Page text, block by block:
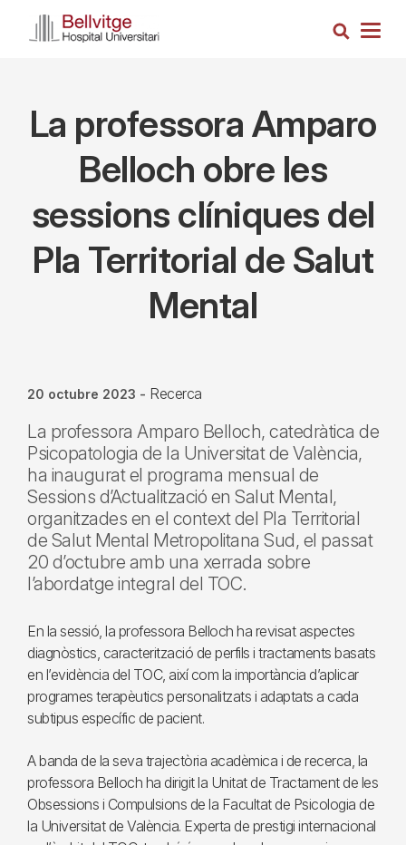
Cerca
La professora Amparo
Belloch obre les
sessions clíniques del
Pla Territorial de Salut
Mental
20 octubre 2023 - Recerca
La professora Amparo Belloch, catedràtica de
Psicopatologia de la Universitat de València,
ha inaugurat el programa mensual de
Sessions d’Actualització en Salut Mental,
organitzades en el context del Pla Territorial
de Salut Mental Metropolitana Sud, el passat
20 d’octubre amb una xerrada sobre
l’abordatge integral del TOC.
En la sessió, la professora Belloch ha revisat aspectes
diagnòstics, caracterització de perfils i tractaments basats
en l’evidència del TOC, així com la importància d’aplicar
programes terapèutics personalitzats i adaptats a cada
subtipus específic de pacient.
A banda de la seva trajectòria acadèmica i de recerca, la
professora Belloch ha dirigit la Unitat de Tractament de les
Obsessions i Compulsions de la Facultat de Psicologia de
la Universitat de València. Experta de prestigi internacional